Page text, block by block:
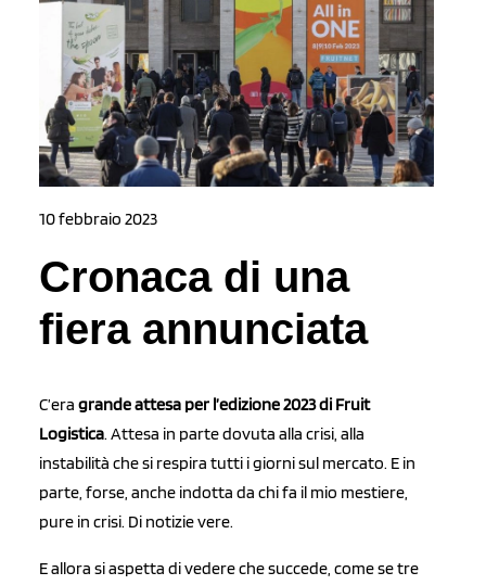
10 febbraio 2023
Cronaca di una
fiera annunciata
C’era grande attesa per l’edizione 2023 di Fruit
Logistica. Attesa in parte dovuta alla crisi, alla
instabilità che si respira tutti i giorni sul mercato. E in
parte, forse, anche indotta da chi fa il mio mestiere,
pure in crisi. Di notizie vere.
E allora si aspetta di vedere che succede, come se tre